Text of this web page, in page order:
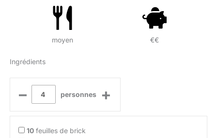
moyen €€
Ingrédients
– personnes +
10 feuilles de brick